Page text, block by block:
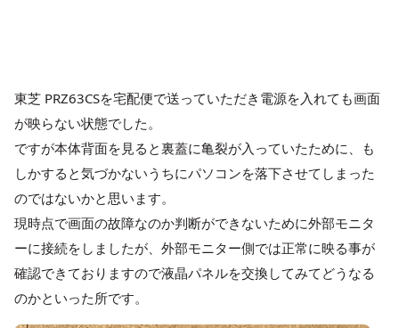
東芝 PRZ63CSを宅配便で送っていただき電源を入れても画面
が映らない状態でした。
ですが本体背面を見ると裏蓋に亀裂が入っていたために、も
しかすると気づかないうちにパソコンを落下させてしまった
のではないかと思います。
現時点で画面の故障なのか判断ができないために外部モニタ
ーに接続をしましたが、外部モニター側では正常に映る事が
確認できておりますので液晶パネルを交換してみてどうなる
のかといった所です。